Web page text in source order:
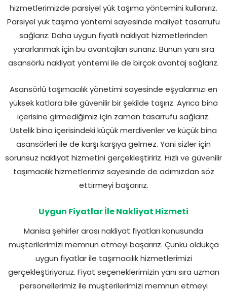
hizmetlerimizde parsiyel yük taşıma yöntemini kullanırız.
Parsiyel yük taşıma yöntemi sayesinde maliyet tasarrufu
sağlarız. Daha uygun fiyatlı nakliyat hizmetlerinden
yararlanmak için bu avantajları sunarız. Bunun yanı sıra
asansörlü nakliyat yöntemi ile de birçok avantaj sağlarız.
Asansörlü taşımacılık yönetimi sayesinde eşyalarınızı en
yüksek katlara bile güvenilir bir şekilde taşırız. Ayrıca bina
içerisine girmediğimiz için zaman tasarrufu sağlarız.
Üstelik bina içerisindeki küçük merdivenler ve küçük bina
asansörleri ile de karşı karşıya gelmez. Yani sizler için
sorunsuz nakliyat hizmetini gerçekleştiririz. Hızlı ve güvenilir
taşımacılık hizmetlerimiz sayesinde de adımızdan söz
ettirmeyi başarırız.
Uygun Fiyatlar İle Nakliyat Hizmeti
Manisa şehirler arası nakliyat fiyatları konusunda
müşterilerimizi memnun etmeyi başarırız. Çünkü oldukça
uygun fiyatlar ile taşımacılık hizmetlerimizi
gerçekleştiriyoruz. Fiyat seçeneklerimizin yanı sıra uzman
personellerimiz ile müşterilerimizi memnun etmeyi